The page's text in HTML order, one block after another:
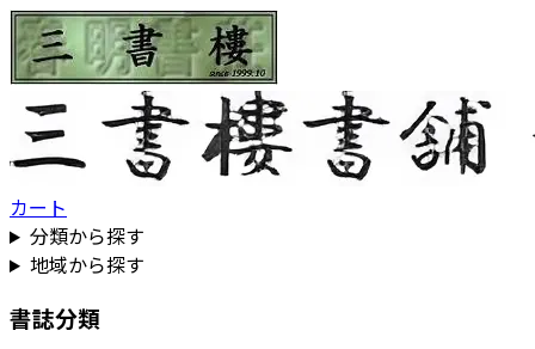
カート
分類から探す
地域から探す
書誌分類